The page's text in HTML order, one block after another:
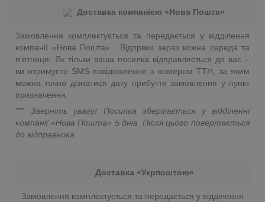
Доставка компанією «Нова Пошта»
Замовлення комплектується та передається у відділення
компанії «Нова Пошта» . Відпрвки зараз кожна середа та
п'ятниця. Як тільки ваша посилка відправляється до вас –
ви отримуєте SMS-повідомлення з номером ТТН, за яким
можна точно дізнатися дату прибуття замовлення у пункт
призначення.
*** Зверніть увагу! Посилка зберігається у відділенні
компанії «Нова Пошта» 5 днів. Після цього повертається
до відправника.
Доставка «Укрпоштою»
Замовлення комплектується та передається у відділення